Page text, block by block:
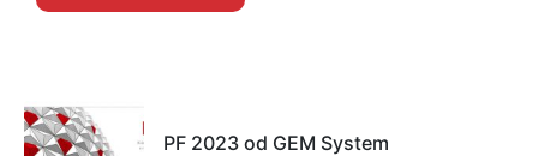
PF 2023 od GEM System